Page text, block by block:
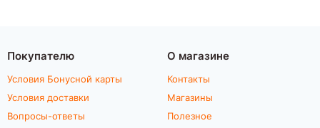
Покупателю
Условия Бонусной карты
Условия доставки
Вопросы-ответы
О магазине
Контакты
Магазины
Полезное